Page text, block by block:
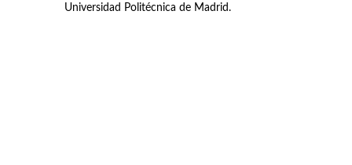
Universidad Politécnica de Madrid.